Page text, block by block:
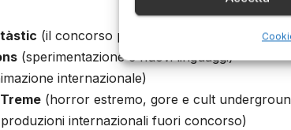
(il concorso principale)
(sperimentazione e nuovi linguaggi)
internazionale)
(horror estremo, gore e cult
internazionali fuori concorso)